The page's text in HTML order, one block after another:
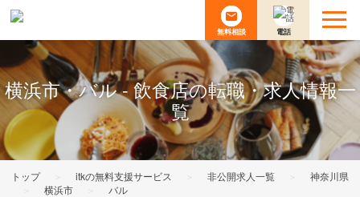
無料相談 電話
横浜市・バル - 飲食店の転職・求人情報一
覧
トップ itkの無料支援サービス 非公開求人一覧
神奈川県
横浜市 バル